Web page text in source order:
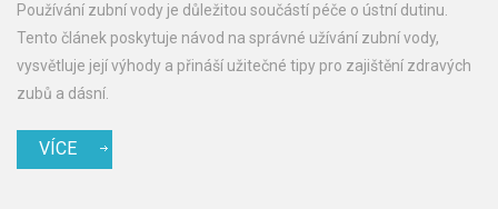
Používání zubní vody je důležitou součástí péče o ústní dutinu.
Tento článek poskytuje návod na správné užívání zubní vody,
vysvětluje její výhody a přináší užitečné tipy pro zajištění zdravých
zubů a dásní.
VÍCE